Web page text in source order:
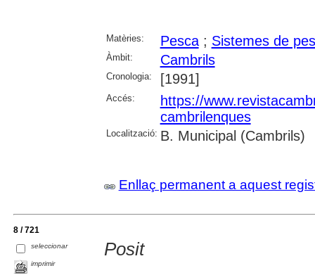
Matèries: Pesca; Sistemes de
Àmbit: Cambrils
Cronologia: [1991]
Accés:
https://
cambrilenques
Localització: B. Municipal (Cambrils)
Enllaç permanent a aquest
8 / 721
seleccionar
imprimir
Posit